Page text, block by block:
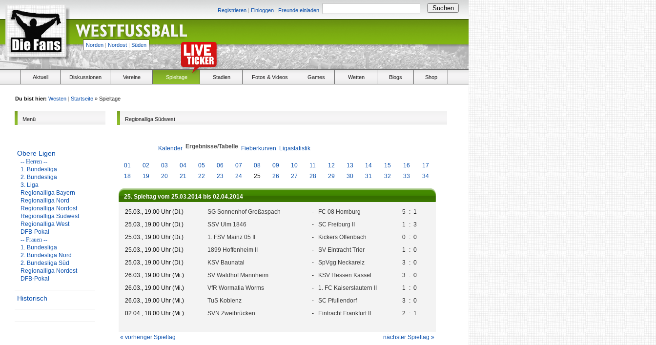
Registrieren | Einloggen | Freunde einladen
Norden | Nordost | Süden
Aktuell Diskussionen Vereine Spieltage Stadien Fotos & Videos Games Wetten Blogs Shop
Du bist hier: Westen | Startseite » Spieltage
Menü
Obere Ligen
-- Herren --
1. Bundesliga
2. Bundesliga
3. Liga
Regionalliga Bayern
Regionalliga Nord
Regionalliga Nordost
Regionalliga Südwest
Regionalliga West
DFB-Pokal
-- Frauen --
1. Bundesliga
2. Bundesliga Nord
2. Bundesliga Süd
Regionalliga Nordost
DFB-Pokal
Historisch
Regionalliga Südwest
Kalender Ergebnisse/Tabelle Fieberkurven Ligastatistik
01 02 03 04 05 06 07 08 09 10 11 12 13 14 15 16
17
18
19 20 21 22 23 24 25 26 27 28 29 30 31 32 33 34
25. Spieltag vom 25.03.2014 bis 02.04.2014
25.03., 19.00 Uhr (Di.) SG Sonnenhof Großaspach - FC 08 Homburg 5 : 1
25.03., 19.00 Uhr (Di.)
SSV Ulm 1846 - SC Freiburg II 1 : 3
25.03., 19.00 Uhr (Di.)
1. FSV Mainz 05 II - Kickers Offenbach 0 : 0
25.03., 19.00 Uhr (Di.)
1899 Hoffenheim II - SV Eintracht Trier 1 : 0
25.03., 19.00 Uhr (Di.)
KSV Baunatal - SpVgg Neckarelz 3 : 0
26.03., 19.00 Uhr (Mi.)
SV Waldhof Mannheim - KSV Hessen Kassel 3 : 0
26.03., 19.00 Uhr (Mi.)
VfR Wormatia Worms - 1. FC Kaiserslautern II 1 : 0
26.03., 19.00 Uhr (Mi.)
TuS Koblenz - SC Pfullendorf 3 : 0
02.04., 18.00 Uhr (Mi.)
SVN Zweibrücken - Eintracht Frankfurt II 2 : 1
« vorheriger Spieltag nächster Spieltag »